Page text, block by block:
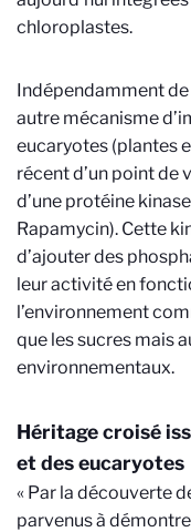
chloroplastes.
Indépendamment
autre mécanisme
eucaryotes (plantes
récent d’un point de
d’une protéine
Rapamycin). Cette
d’ajouter des
leur activité en
l’environnement
que les sucres mais
environnementaux.
Héritage croisé
et des eucaryotes
« Par la découverte
parvenus à